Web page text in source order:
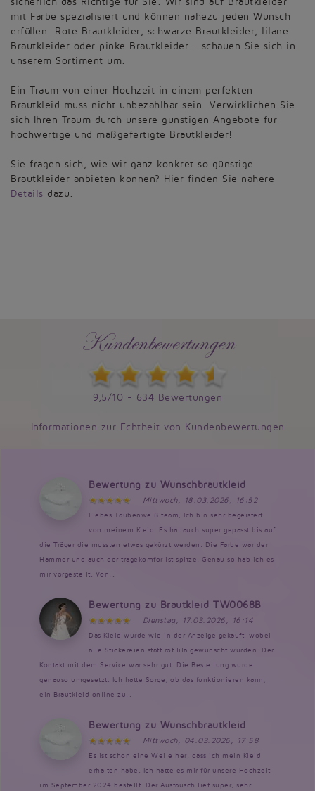
mit Farbe spezialisiert und können nahezu jeden Wunsch
erfüllen. Rote Brautkleider, schwarze Brautkleider, lilane
Brautkleider oder pinke Brautkleider - schauen Sie sich in
unserem Sortiment um.
Ein Traum von einer Hochzeit in einem perfekten
Brautkleid muss nicht unbezahlbar sein. Verwirklichen Sie
sich Ihren Traum durch unsere günstigen Angebote für
hochwertige und maßgefertigte Brautkleider!
Sie fragen sich, wie wir ganz konkret so günstige
Brautkleider anbieten können? Hier finden Sie nähere
Details dazu.
Kundenbewertungen
9,5/10 - 634 Bewertungen
Informationen zur Echtheit von Kundenbewertungen
Bewertung zu Wunschbrautkleid
Mittwoch, 18.03.2026, 16:52
Liebes Taubenweiß team, Ich bin sehr begeistert
von meinem Kleid. Es hat auch super gepasst bis auf
die Träger die mussten etwas gekürzt werden. Die Farbe war der
Hammer und auch der tragekomfor ist spitze. Genau so hab ich es
mir vorgestellt. Von...
Bewertung zu Brautkleid TW0068B
Dienstag, 17.03.2026, 16:14
Das Kleid wurde wie in der Anzeige gekauft, wobei
alle Stickereien statt rot lila gewünscht wurden. Der
Kontakt mit dem Service war sehr gut. Die Bestellung wurde
genauso umgesetzt. Ich hatte Sorge, ob das funktionieren kann,
ein Brautkleid online zu...
Bewertung zu Wunschbrautkleid
Mittwoch, 04.03.2026, 17:58
Es ist schon eine Weile her, dass ich mein Kleid
erhalten habe. Ich hatte es mir für unsere Hochzeit
im September 2024 bestellt. Der Austausch lief super, sehr